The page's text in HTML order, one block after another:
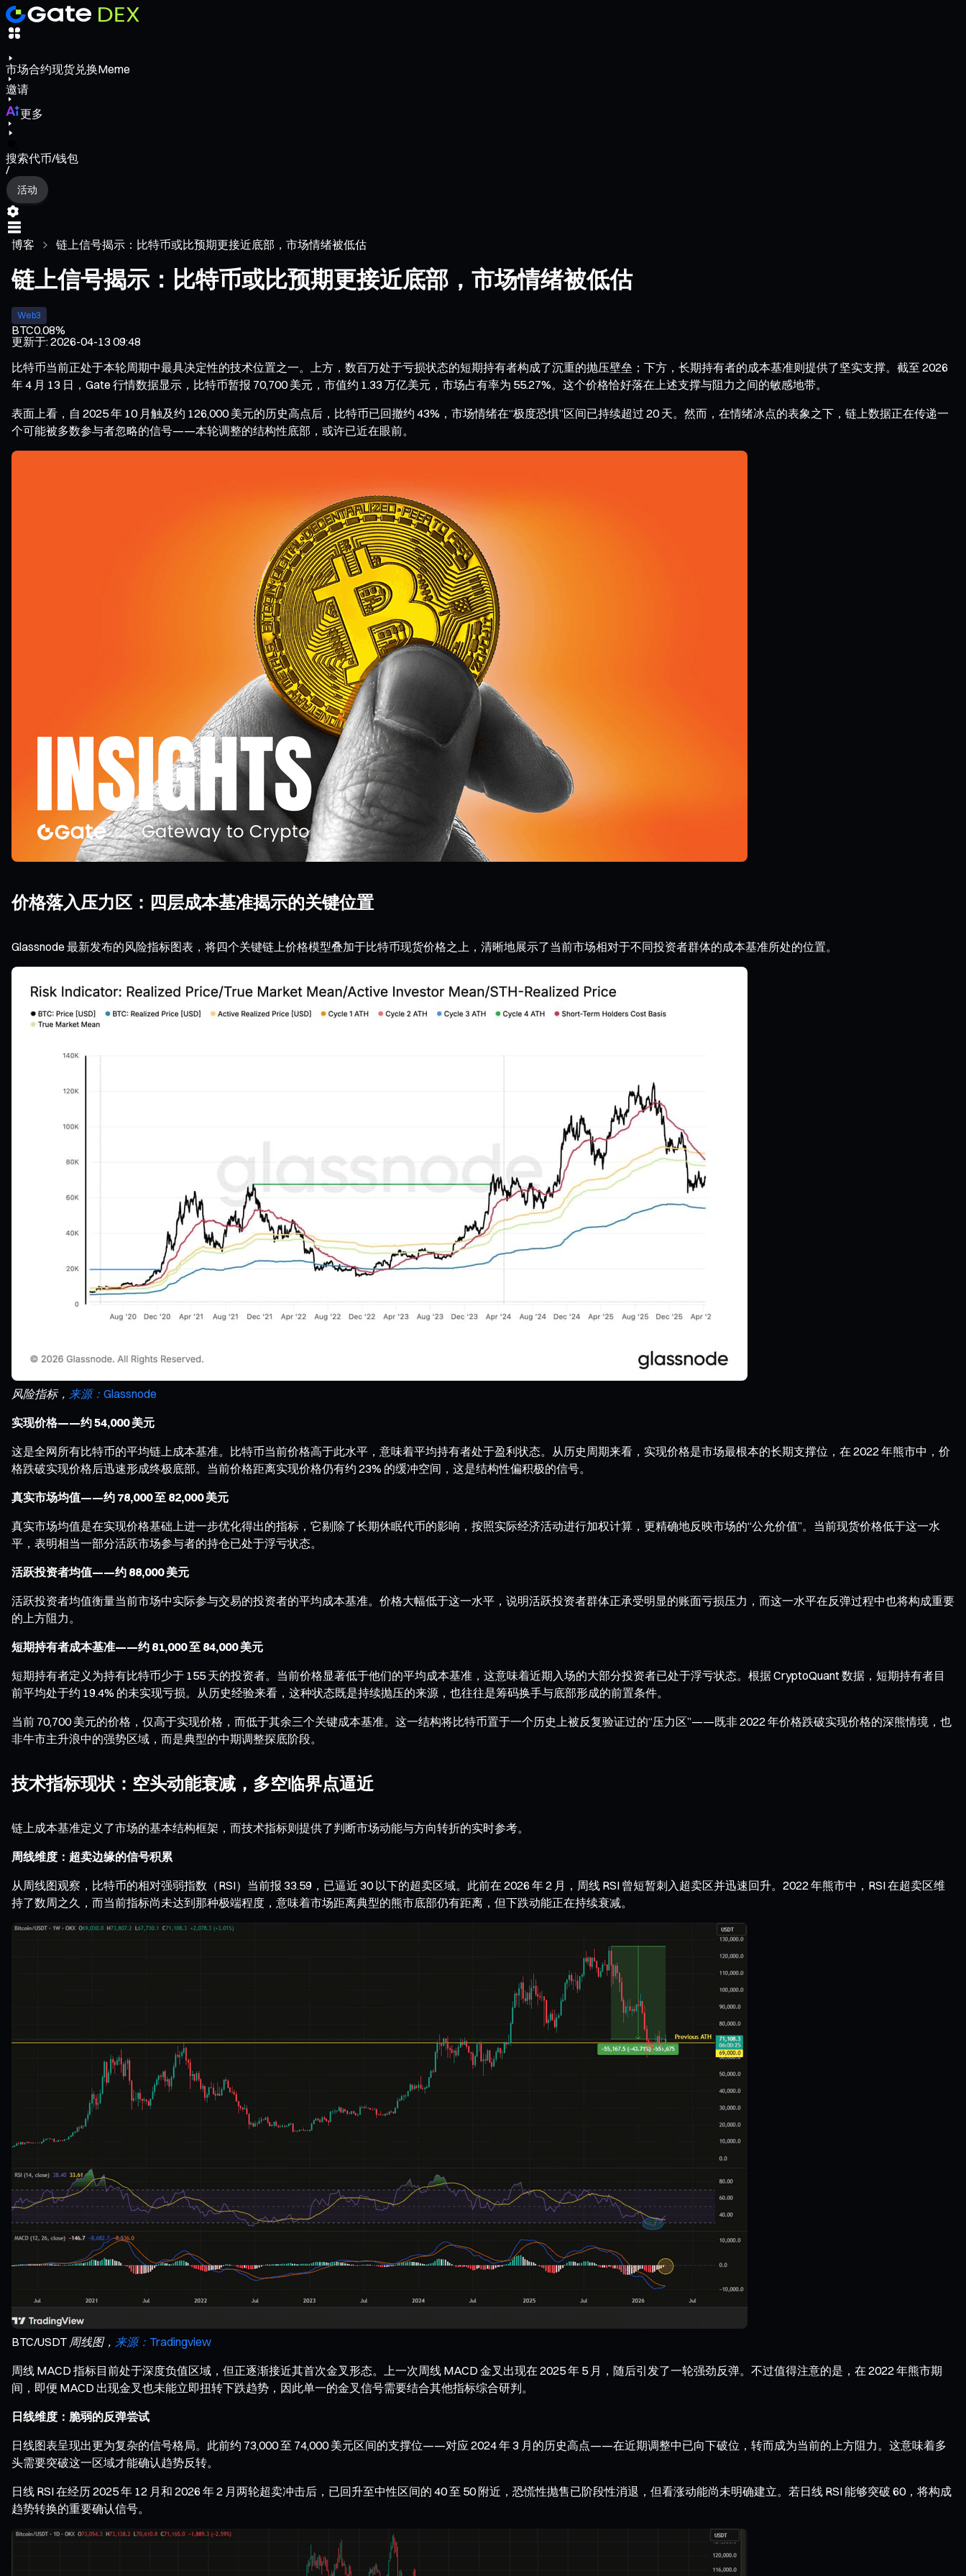
市场合约现货兑换Meme
邀请
更多
搜索代币/钱包
/
活动
博客 链上信号揭示：比特币或比预期更接近底部，市场情绪被低估
链上信号揭示：比特币或比预期更接近底部，市场情绪被低估
Web3
BTC0.08%
更新于:2026-04-13 09:48
比特币当前正处于本轮周期中最具决定性的技术位置之一。上方，数百万处于亏损状态的短期持有者构成了沉重的抛压壁垒；下方，长期持有者的成本基准则提供了坚实支撑。截至 2026
年 4 月 13 日，Gate 行情数据显示，比特币暂报 70,700 美元，市值约 1.33 万亿美元，市场占有率为 55.27%。这个价格恰好落在上述支撑与阻力之间的敏感地带。
表面上看，自 2025 年 10 月触及约 126,000 美元的历史高点后，比特币已回撤约 43%，市场情绪在“极度恐惧”区间已持续超过 20 天。然而，在情绪冰点的表象之下，链上数据正在传递一
个可能被多数参与者忽略的信号——本轮调整的结构性底部，或许已近在眼前。
价格落入压力区：四层成本基准揭示的关键位置
Glassnode 最新发布的风险指标图表，将四个关键链上价格模型叠加于比特币现货价格之上，清晰地展示了当前市场相对于不同投资者群体的成本基准所处的位置。
风险指标， 来源：Glassnode
实现价格——约 54,000 美元
这是全网所有比特币的平均链上成本基准。比特币当前价格高于此水平，意味着平均持有者处于盈利状态。从历史周期来看，实现价格是市场最根本的长期支撑位，在 2022 年熊市中，价
格跌破实现价格后迅速形成终极底部。当前价格距离实现价格仍有约 23% 的缓冲空间，这是结构性偏积极的信号。
真实市场均值——约 78,000 至 82,000 美元
真实市场均值是在实现价格基础上进一步优化得出的指标，它剔除了长期休眠代币的影响，按照实际经济活动进行加权计算，更精确地反映市场的“公允价值”。当前现货价格低于这一水
平，表明相当一部分活跃市场参与者的持仓已处于浮亏状态。
活跃投资者均值——约 88,000 美元
活跃投资者均值衡量当前市场中实际参与交易的投资者的平均成本基准。价格大幅低于这一水平，说明活跃投资者群体正承受明显的账面亏损压力，而这一水平在反弹过程中也将构成重要
的上方阻力。
短期持有者成本基准——约 81,000 至 84,000 美元
短期持有者定义为持有比特币少于 155 天的投资者。当前价格显著低于他们的平均成本基准，这意味着近期入场的大部分投资者已处于浮亏状态。根据 CryptoQuant 数据，短期持有者目
前平均处于约 19.4% 的未实现亏损。从历史经验来看，这种状态既是持续抛压的来源，也往往是筹码换手与底部形成的前置条件。
当前 70,700 美元的价格，仅高于实现价格，而低于其余三个关键成本基准。这一结构将比特币置于一个历史上被反复验证过的“压力区”——既非 2022 年价格跌破实现价格的深熊情境，也
非牛市主升浪中的强势区域，而是典型的中期调整探底阶段。
技术指标现状：空头动能衰减，多空临界点逼近
链上成本基准定义了市场的基本结构框架，而技术指标则提供了判断市场动能与方向转折的实时参考。
周线维度：超卖边缘的信号积累
从周线图观察，比特币的相对强弱指数（RSI）当前报 33.59，已逼近 30 以下的超卖区域。此前在 2026 年 2 月，周线 RSI 曾短暂刺入超卖区并迅速回升。2022 年熊市中，RSI 在超卖区维
持了数周之久，而当前指标尚未达到那种极端程度，意味着市场距离典型的熊市底部仍有距离，但下跌动能正在持续衰减。
BTC/USDT 周线图， 来源：Tradingview
周线 MACD 指标目前处于深度负值区域，但正逐渐接近其首次金叉形态。上一次周线 MACD 金叉出现在 2025 年 5 月，随后引发了一轮强劲反弹。不过值得注意的是，在 2022 年熊市期
间，即便 MACD 出现金叉也未能立即扭转下跌趋势，因此单一的金叉信号需要结合其他指标综合研判。
日线维度：脆弱的反弹尝试
日线图表呈现出更为复杂的信号格局。此前约 73,000 至 74,000 美元区间的支撑位——对应 2024 年 3 月的历史高点——在近期调整中已向下破位，转而成为当前的上方阻力。这意味着多
头需要突破这一区域才能确认趋势反转。
日线 RSI 在经历 2025 年 12 月和 2026 年 2 月两轮超卖冲击后，已回升至中性区间的 40 至 50 附近，恐慌性抛售已阶段性消退，但看涨动能尚未明确建立。若日线 RSI 能够突破 60，将构成
趋势转换的重要确认信号。